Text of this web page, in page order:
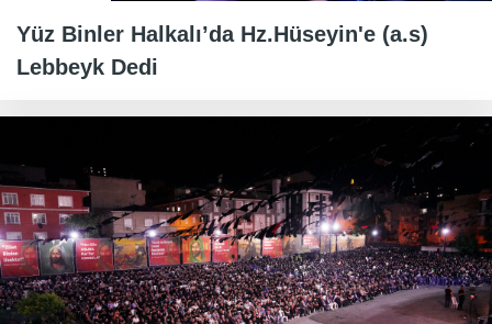
Yüz Binler Halkalı’da Hz.Hüseyin'e (a.s)
Lebbeyk Dedi